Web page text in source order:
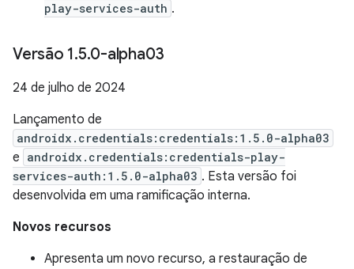
play-services-auth .
Versão 1.5.0-alpha03
24 de julho de 2024
Lançamento de
androidx.credentials:credentials:1.5.0-alpha03
e androidx.credentials:credentials-play-
services-auth:1.5.0-alpha03 . Esta versão foi
desenvolvida em uma ramificação interna.
Novos recursos
Apresenta um novo recurso, a restauração de